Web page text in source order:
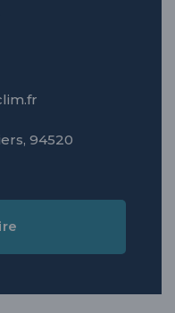
94520